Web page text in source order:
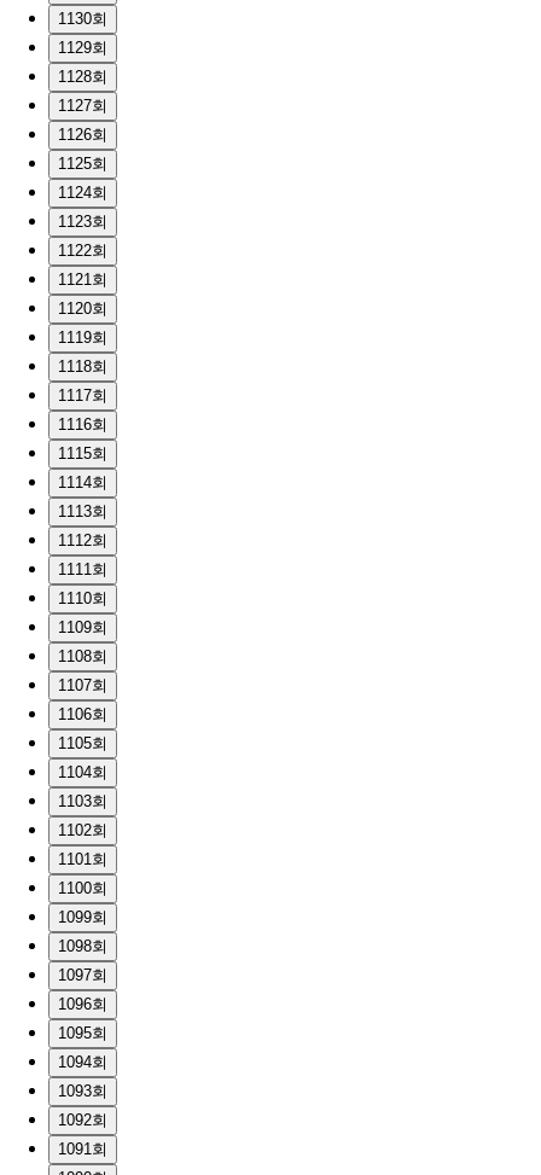
1130회
1129회
1128회
1127회
1126회
1125회
1124회
1123회
1122회
1121회
1120회
1119회
1118회
1117회
1116회
1115회
1114회
1113회
1112회
1111회
1110회
1109회
1108회
1107회
1106회
1105회
1104회
1103회
1102회
1101회
1100회
1099회
1098회
1097회
1096회
1095회
1094회
1093회
1092회
1091회